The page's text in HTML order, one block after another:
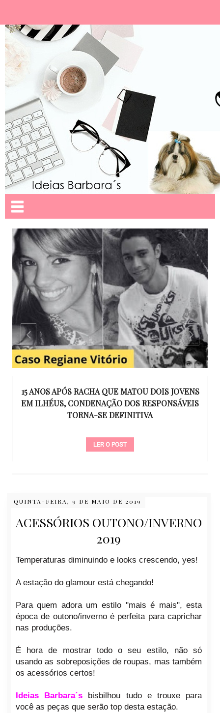
15 ANOS APÓS RACHA QUE MATOU DOIS JOVENS
EM ILHÉUS, CONDENAÇÃO DOS RESPONSÁVEIS
TORNA-SE DEFINITIVA
LER O POST
QUINTA-FEIRA, 9 DE MAIO DE 2019
ACESSÓRIOS OUTONO/INVERNO
2019
Temperaturas diminuindo e looks crescendo, yes!
A estação do glamour está chegando!
Para quem adora um estilo "mais é mais", esta
época de outono/invernoé perfeita para caprichar
nas produções.
É hora de mostrar todo o seu estilo, não só
usando as sobreposições de roupas, mas também
os acessórios certos!
Ideias Barbara´sbisbilhou tudo e trouxe para
você as peças que serão top desta estação.